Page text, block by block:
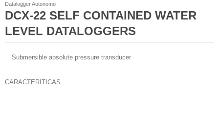
Datalogger Autonomo
DCX-22 SELF CONTAINED WATER
LEVEL DATALOGGERS
Submersible absolute pressure transducer
CARACTERITICAS.